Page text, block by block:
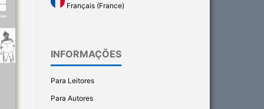
Français (France)
INFORMAÇÕES
Para Leitores
Para Autores